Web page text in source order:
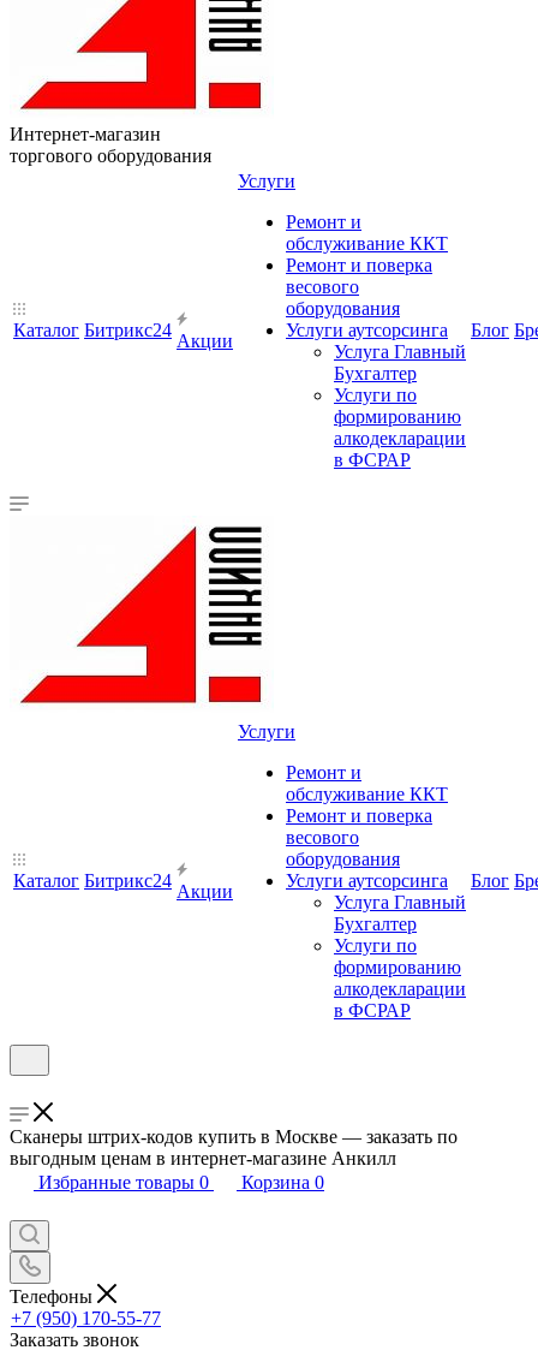
Интернет-магазин
торгового оборудования
Каталог Битрикс24
Акции
Услуги
Ремонт и
обслуживание ККТ
Ремонт и поверка
весового
оборудования
Услуги аутсорсинга
Услуга Главный
Бухгалтер
Услуги по
формированию
алкодекларации
в ФСРАР
Блог
Каталог Битрикс24
Акции
Услуги
Ремонт и
обслуживание ККТ
Ремонт и поверка
весового
оборудования
Услуги аутсорсинга
Услуга Главный
Бухгалтер
Услуги по
формированию
алкодекларации
в ФСРАР
Блог
Сканеры штрих-кодов купить в Москве — заказать по
выгодным ценам в интернет-магазине Анкилл
Избранные товары 0 Корзина 0
Телефоны
+7 (950) 170-55-77
Заказать звонок